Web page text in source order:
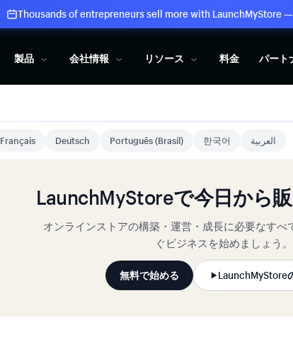
Thousands of entrepreneurs sell more with LaunchMyStore
製品 会社情報 リソース 料金 パート
Français Deutsch Português (Brasil) 한국어 العربية
LaunchMyStoreで今日から
オンラインストアの構築・運営・成長に必要なすべ
ぐビジネスを始めましょう。
無料で始める LaunchMyStore